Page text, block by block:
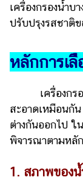
ร่วม
งาน
เครื่องกรองน้ำบ
ปรับปรุงรสชาติข
หลักการเลื
เครื่องกรอง
สะอาดเหมือนกั
ต่างกันออกไป ใ
พิจารณาตามหลั
1. สภาพของ